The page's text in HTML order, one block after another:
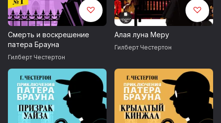
Смерть и воскрешение
патера Брауна
Гилберт Честертон
Алая луна Меру
Гилберт Честертон